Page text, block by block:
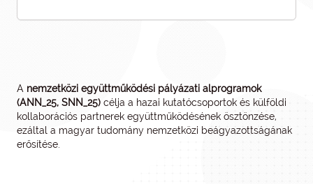
A nemzetközi együttműködési pályázati alprogramok
(ANN_25, SNN_25) célja a hazai kutatócsoportok és külföldi
kollaborációs partnerek együttműködésének ösztönzése,
ezáltal a magyar tudomány nemzetközi beágyazottságának
erősítése.